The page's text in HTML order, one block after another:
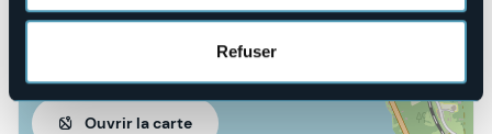
Refuser
Ouvrir la carte